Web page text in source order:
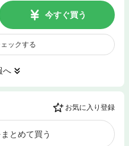
今すぐ買う
ックする
へ
お気に入り登録
とめて買う